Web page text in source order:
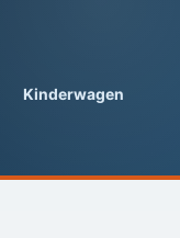
Kinderwagen